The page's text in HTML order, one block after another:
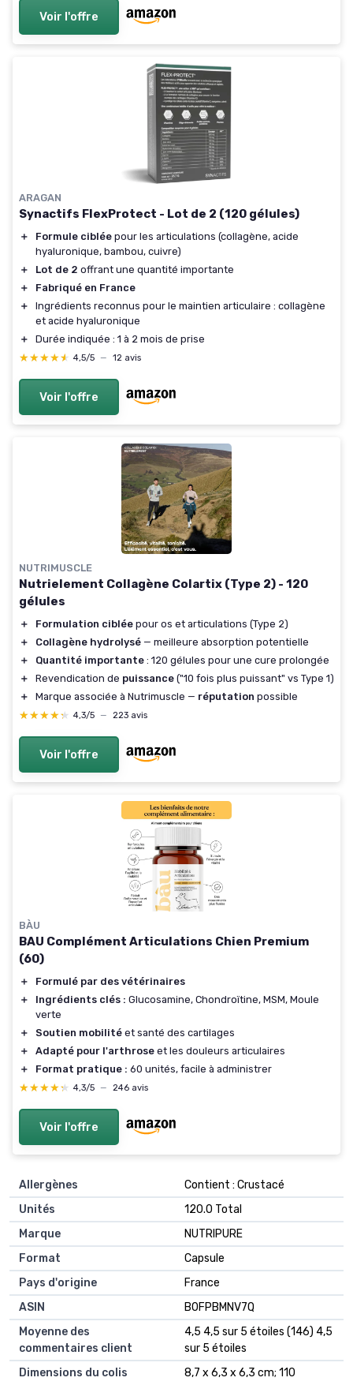
Voir l'offre
ARAGAN
Synactifs FlexProtect - Lot de 2 (120 gélules)
＋ Formule ciblée pour les articulations (collagène, acide
hyaluronique, bambou, cuivre)
＋
Lot de 2 offrant une quantité importante
＋
Fabriqué en France
＋
Ingrédients reconnus pour le maintien articulaire : collagène
et acide hyaluronique
＋
Durée indiquée : 1 à 2 mois de prise
★★★★★
★★★★★ 4,5/5 — 12 avis
Voir l'offre
NUTRIMUSCLE
Nutrielement Collagène Colartix (Type 2) - 120
gélules
＋ Formulation ciblée pour os et articulations (Type 2)
＋
Collagène hydrolysé — meilleure absorption potentielle
＋
Quantité importante : 120 gélules pour une cure prolongée
＋
Revendication de puissance ("10 fois plus puissant" vs Type 1)
＋
Marque associée à Nutrimuscle — réputation possible
★★★★★
★★★★★ 4,3/5 — 223 avis
Voir l'offre
BÀU
BAU Complément Articulations Chien Premium
(60)
＋
Formulé par des vétérinaires
＋
Ingrédients clés : Glucosamine, Chondroïtine, MSM, Moule
verte
＋
Soutien mobilité et santé des cartilages
＋
Adapté pour l'arthrose et les douleurs articulaires
＋
Format pratique : 60 unités, facile à administrer
★★★★★
★★★★★ 4,3/5 — 246 avis
Voir l'offre
Allergènes
‎Contient : Crustacé
Unités
‎120.0 Total
Marque
‎NUTRIPURE
Format
‎Capsule
Pays d'origine
‎France
ASIN
B0FPBMNV7Q
Moyenne des
commentaires client
4,5 4,5 sur 5 étoiles (146) 4,5
sur 5 étoiles
Dimensions du colis
8,7 x 6,3 x 6,3 cm; 110